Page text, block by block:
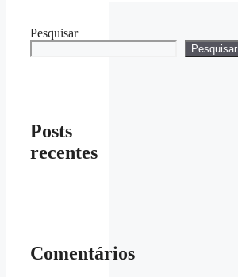
Pesquisar
Pesquisar
Posts
recentes
Comentários